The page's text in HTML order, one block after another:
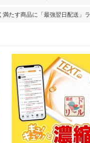
たす商品に「最強翌日配送」